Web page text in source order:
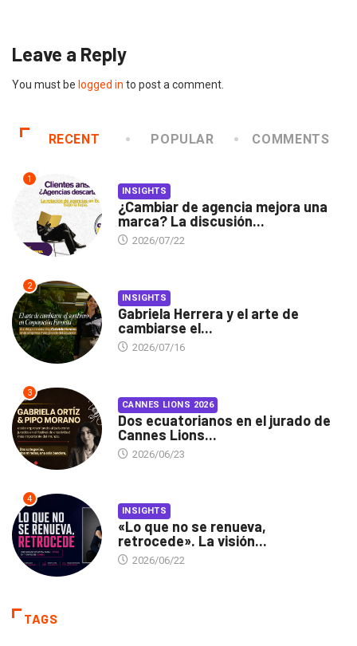
Leave a Reply
You must be logged in to post a comment.
RECENT POPULAR COMMENTS
1
INSIGHTS
¿Cambiar de agencia mejora una
marca? La discusión...
2026/07/22
2
INSIGHTS
Gabriela Herrera y el arte de
cambiarse el...
2026/07/16
3
CANNES LIONS 2026
Dos ecuatorianos en el jurado de
Cannes Lions...
2026/06/23
4
INSIGHTS
«Lo que no se renueva,
retrocede». La visión...
2026/06/22
TAGS